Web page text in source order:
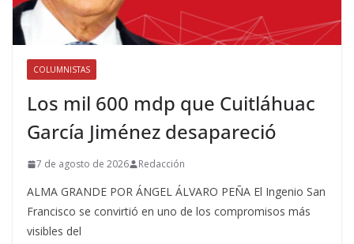
COLUMNISTAS
Los mil 600 mdp que Cuitláhuac
García Jiménez desapareció
7 de agosto de 2026 Redacción
ALMA GRANDE POR ÁNGEL ÁLVARO PEÑA El Ingenio San
Francisco se convirtió en uno de los compromisos más
visibles del